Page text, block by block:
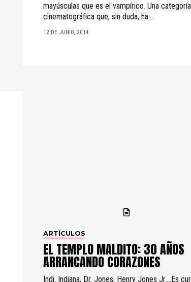
mayúsculas que es el vampírico. Una categoría
cinematográfica que, sin duda, ha...
12 DE JUNIO, 2014
ARTÍCULOS
EL TEMPLO MALDITO: 30 AÑOS
ARRANCANDO CORAZONES
Indi, Indiana, Dr. Jones, Henry Jones Jr….Es